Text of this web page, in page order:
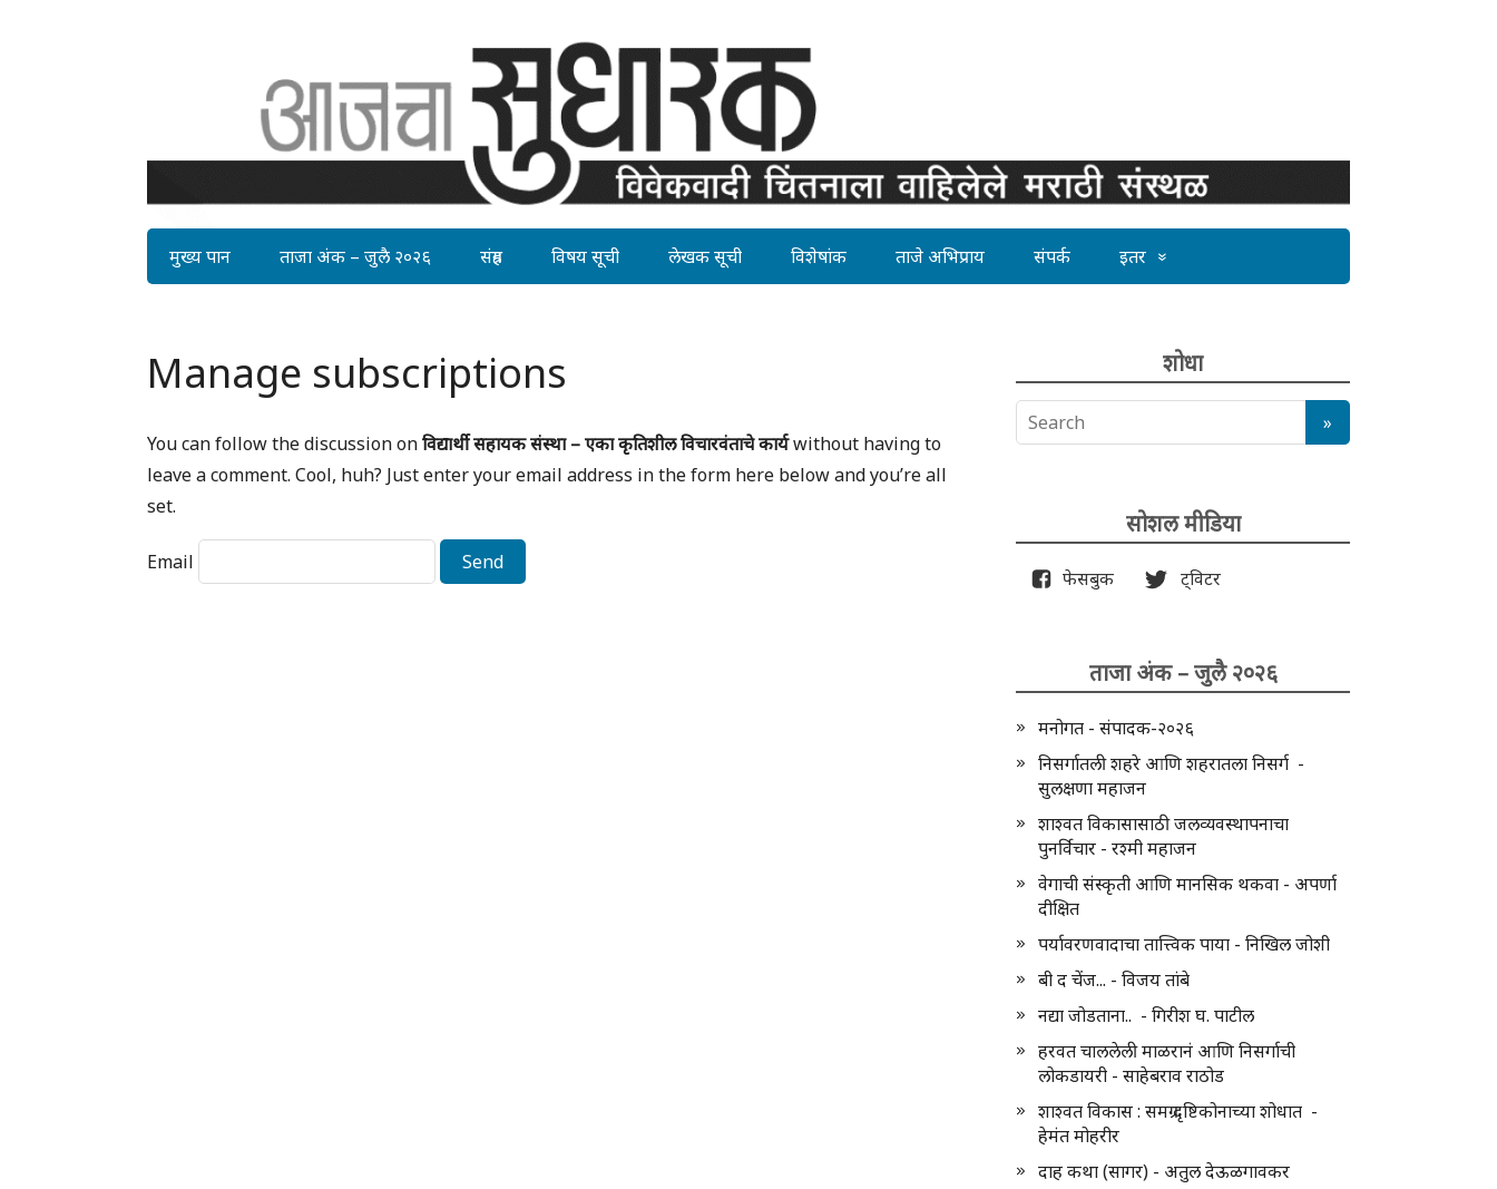
मुख्य पान ताजा अंक – जुलै २०२६ संग्रह विषय सूची लेखक सूची विशेषांक ताजे अभिप्राय संपर्क इतर
Manage subscriptions
You can follow the discussion onविद्यार्थी सहायक संस्था – एका कृतिशील विचारवंताचे कार्यwithout having to
leave a comment. Cool, huh? Just enter your email address in the form here below and you’re all
set.
Email
शोधा
सोशल मीडिया
फेसबुक ट्विटर
ताजा अंक – जुलै २०२६
मनोगत - संपादक-२०२६
निसर्गातली शहरे आणि शहरातला निसर्ग -
सुलक्षणा महाजन
शाश्वत विकासासाठी जलव्यवस्थापनाचा
पुनर्विचार - रश्मी महाजन
वेगाची संस्कृती आणि मानसिक थकवा - अपर्णा
दीक्षित
पर्यावरणवादाचा तात्त्विक पाया - निखिल जोशी
बी द चेंज... - विजय तांबे
नद्या जोडताना.. - गिरीश घ. पाटील
हरवत चाललेली माळरानं आणि निसर्गाची
लोकडायरी - साहेबराव राठोड
शाश्वत विकास : समग्र दृष्टिकोनाच्या शोधात -
हेमंत मोहरीर
दाह कथा (सागर) - अतुल देऊळगावकर